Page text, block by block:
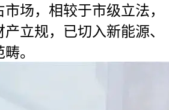
场，相较于市级立法，
立规，已切入新能源、
。